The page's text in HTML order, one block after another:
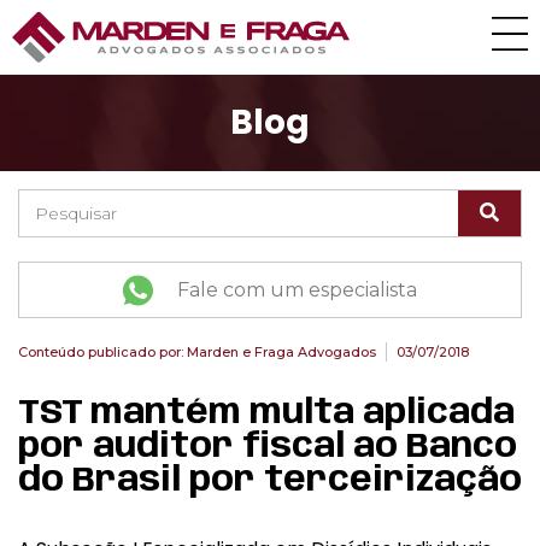
Blog
Fale com um especialista
Conteúdo publicado por: Marden e Fraga Advogados 03/07/2018
TST mantém multa aplicada
por auditor fiscal ao Banco
do Brasil por terceirização